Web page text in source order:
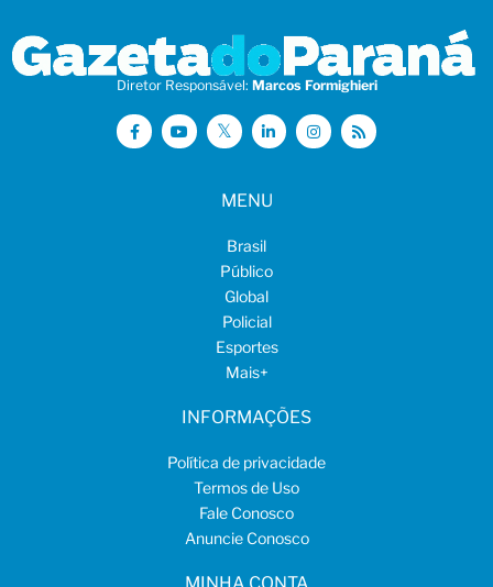
Diretor Responsável: Marcos Formighieri
MENU
Brasil
Público
Global
Policial
Esportes
Mais+
INFORMAÇÕES
Política de privacidade
Termos de Uso
Fale Conosco
Anuncie Conosco